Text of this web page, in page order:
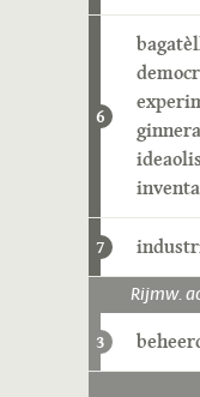
6
7
Rijmw.
3